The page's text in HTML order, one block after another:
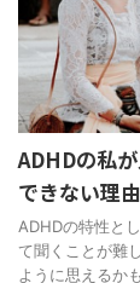
ADHDの私
できない理
ADHDの特性と
て聞くことが難
ように思えるか